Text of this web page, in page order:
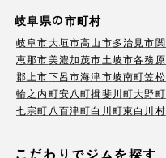
岐阜県の市町村
岐阜市大垣市高山市多治見市
恵那市美濃加茂市土岐市各務
郡上市下呂市海津市岐南町笠
輪之内町安八町揖斐川町大野町
七宗町 八百津町白川町東白川村
こだわりでジムを探す